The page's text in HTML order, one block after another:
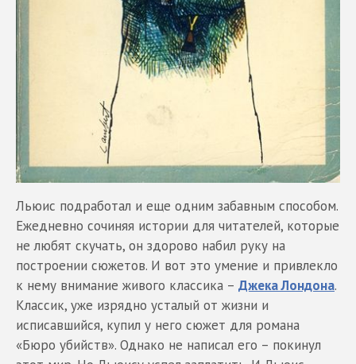
Льюис подработал и еще одним забавным способом.
Ежедневно сочиняя истории для читателей, которые
не любят скучать, он здорово набил руку на
построении сюжетов. И вот это умение и привлекло
к нему внимание живого классика – Джека Лондона.
Классик, уже изрядно усталый от жизни и
исписавшийся, купил у него сюжет для романа
«Бюро убийств». Однако не написал его – покинул